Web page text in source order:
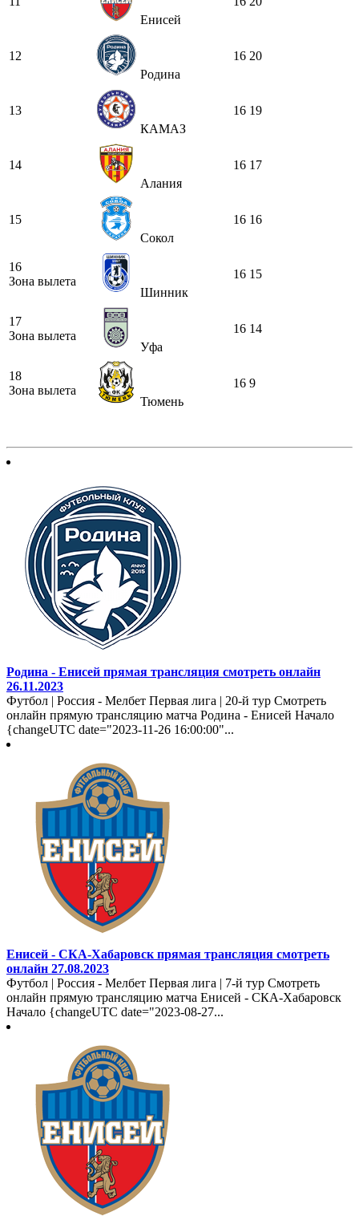
Енисей
12
Родина
16 20
13
КАМАЗ
16 19
14
Алания
16 17
15
Сокол
16 16
16
Зона вылета
Шинник
16 15
17
Зона вылета
Уфа
16 14
18
Зона вылета
Тюмень
16 9
Родина - Енисей прямая трансляция смотреть онлайн
26.11.2023
Футбол | Россия - Мелбет Первая лига | 20-й тур Смотреть
онлайн прямую трансляцию матча Родина - Енисей Начало
{changeUTC date="2023-11-26 16:00:00"...
Енисей - СКА-Хабаровск прямая трансляция смотреть
онлайн 27.08.2023
Футбол | Россия - Мелбет Первая лига | 7-й тур Смотреть
онлайн прямую трансляцию матча Енисей - СКА-Хабаровск
Начало {changeUTC date="2023-08-27...